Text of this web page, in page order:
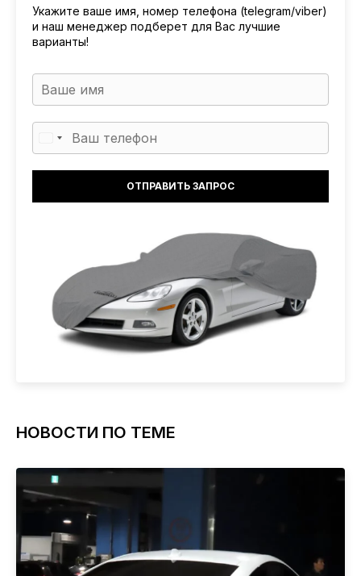
Укажите ваше имя, номер телефона (telegram/viber)
и наш менеджер подберет для Вас лучшие
варианты!
НОВОСТИ ПО ТЕМЕ